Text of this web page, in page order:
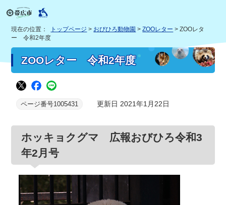
現在の位置： トップページ > おびひろ動物園 >ZOOレター > ZOOレタ
ー 令和2年度
ZOOレター 令和2年度
ページ番号1005431 更新日 2021年1月22日
ホッキョクグマ 広報おびひろ令和3
年2月号